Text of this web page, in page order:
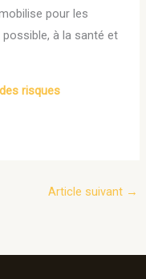
pour les
à la santé et
risques
Article suivant →